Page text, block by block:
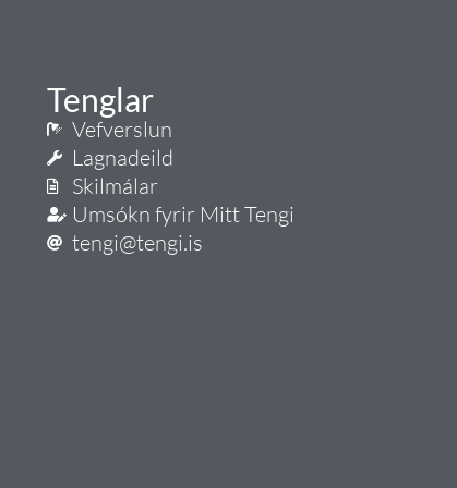
Tenglar
Vefverslun
Lagnadeild
Skilmálar
Umsókn fyrir Mitt Tengi
tengi@tengi.is